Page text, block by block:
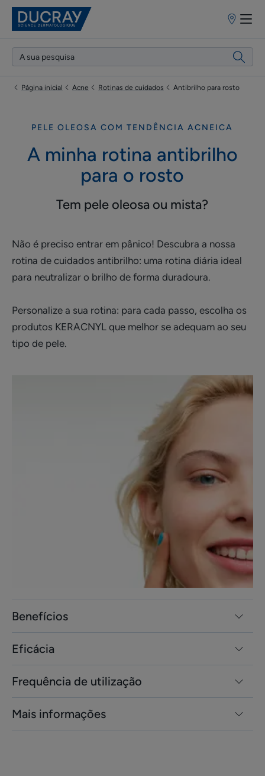
Pontos
venda
Página inicial Acne Rotinas de cuidados Antibrilho para rosto
PELE OLEOSA COM TENDÊNCIA ACNEICA
A minha rotina antibrilho
para o rosto
Tem pele oleosa ou mista?
Não é preciso entrar em pânico! Descubra a nossa
rotina de cuidados antibrilho: uma rotina diária ideal
para neutralizar o brilho de forma duradoura.
Personalize a sua rotina: para cada passo, escolha os
produtos KERACNYL que melhor se adequam ao seu
tipo de pele.
Benefícios
Eficácia
Frequência de utilização
Mais informações